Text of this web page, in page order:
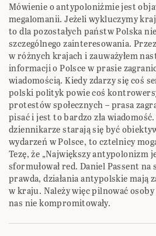
Mówienie o antypoloniźmie jest
megalomanii. Jeżeli wykluczymy
to dla pozostałych państw Polska
szczególnego zainteresowania.
w różnych krajach i zauważyłem
informacji o Polsce w prasie
wiadomością. Kiedy zdarzy się coś
polski polityk powie coś
protestów społecznych – prasa
pisać i jest to bardzo zła
dziennikarze starają się być
wydarzeń w Polsce, to cztelnicy
Tezę, że „Największy antypolonizm
sformułował red. Daniel Passent
prawda, działania antypolskie mają
w kraju. Należy więc pilnować
nas nie kompromitowały.